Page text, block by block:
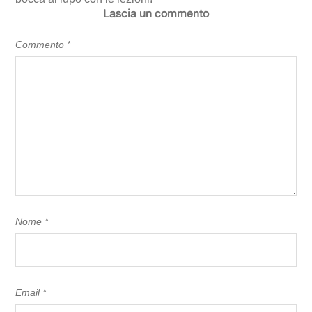
Lascia un commento
Commento *
Nome *
Email *